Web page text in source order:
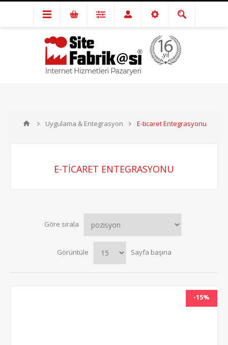
Uygulama & Entegrasyon E-ticaret Entegrasyonu
E-TICARET ENTEGRASYONU
Göre sırala
Görüntüle Sayfa başına
-15%